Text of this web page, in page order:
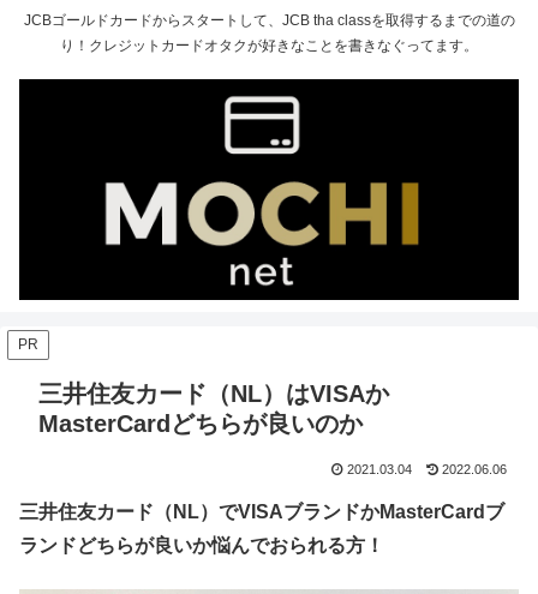
JCBゴールドカードからスタートして、JCB tha classを取得するまでの道の
り！クレジットカードオタクが好きなことを書きなぐってます。
PR
三井住友カード（NL）はVISAか
MasterCardどちらが良いのか
2021.03.04 2022.06.06
三井住友カード（NL）でVISAブランドかMasterCardブ
ランドどちらが良いか悩んでおられる方！